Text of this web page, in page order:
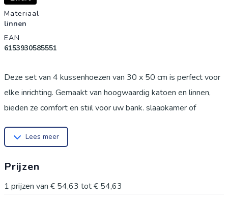
Materiaal
linnen
EAN
6153930585551
Deze set van 4 kussenhoezen van 30 x 50 cm is perfect voor
elke inrichting. Gemaakt van hoogwaardig katoen en linnen,
bieden ze comfort en stijl voor uw bank, slaapkamer of
perfecte pasvorm en zijn iets kleiner dan de maat van het
koud water op een fijn programma of met de hand; gebruik
geen bleekmiddel. Ideaal voor gebruik in huis, op de bank, in
Lees meer
Prijzen
1 prijzen van € 54,63 tot€ 54,63